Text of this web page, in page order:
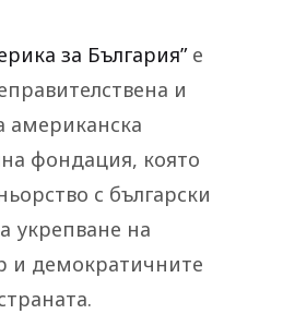
за България”е
и
американска
фондация, която
с български
укрепване на
и демократичните